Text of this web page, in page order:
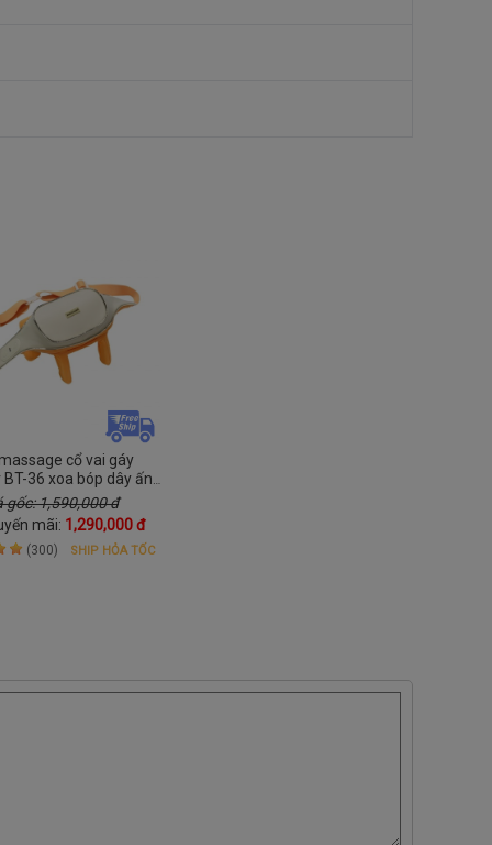
cổ vai gáy
36 xoa bóp dây ấn
và nhiệt nóng
gốc: 1,590,000 đ
mãi: 1,290,000 đ
(300) SHIP HỎA TỐC